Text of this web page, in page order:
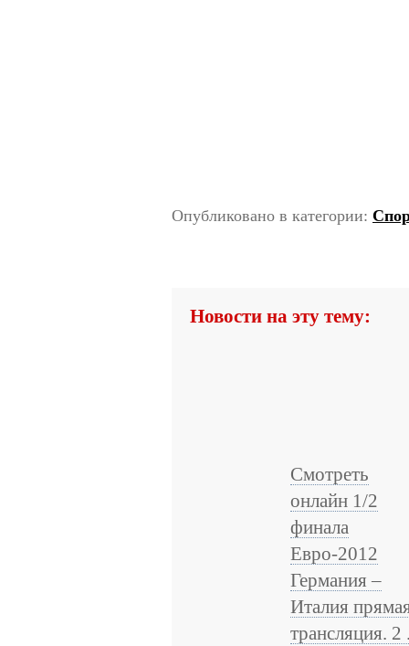
Опубликовано в категории:
Новости на эту тему:
Смотреть
онлайн 1/2
финала
Евро-2012
Германия –
Италия
трансляция. 2